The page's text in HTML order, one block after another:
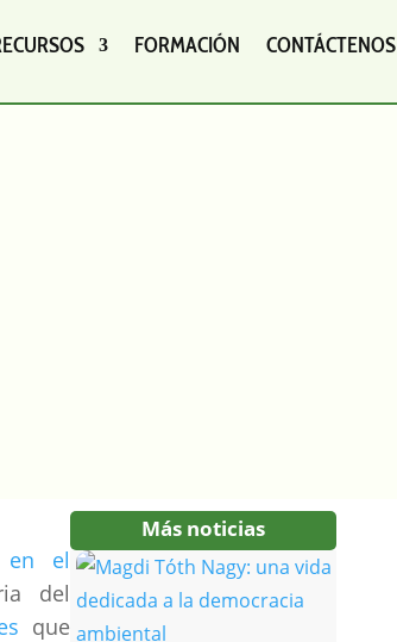
FORMACIÓN CONTÁCTENOS
en el
del
que
Más noticias